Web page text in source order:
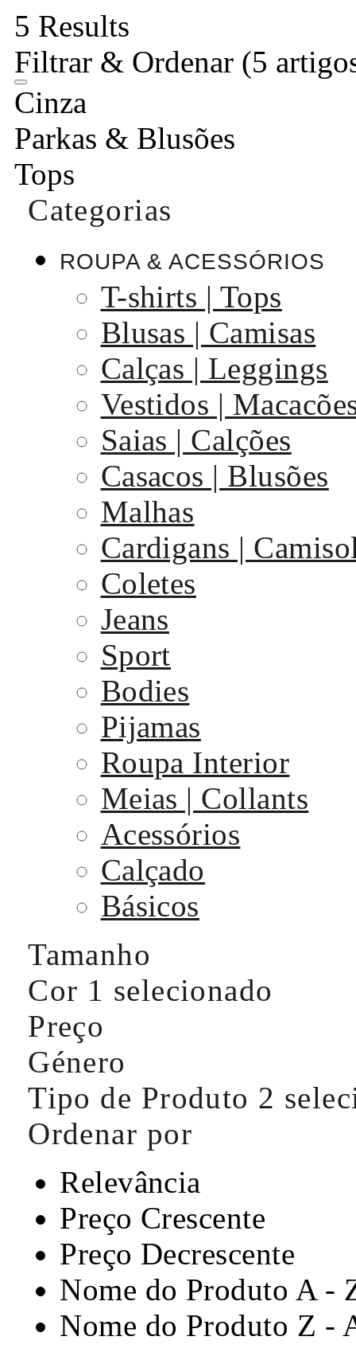
5 Results
Filtrar & Ordenar (5
Cinza
Parkas & Blusões
Tops
Categorias
ROUPA & ACESSÓRIOS
T-shirts | Tops
Blusas | Camisas
Calças | Leggings
Vestidos |
Saias | Calções
Casacos | Blusões
Malhas
Cardigans |
Coletes
Jeans
Sport
Bodies
Pijamas
Roupa Interior
Meias | Collants
Acessórios
Calçado
Básicos
Tamanho
Cor 1 selecionado
Preço
Género
Tipo de Produto 2
Ordenar por
Relevância
Preço Crescente
Preço Decrescente
Nome do Produto A -
Nome do Produto Z -